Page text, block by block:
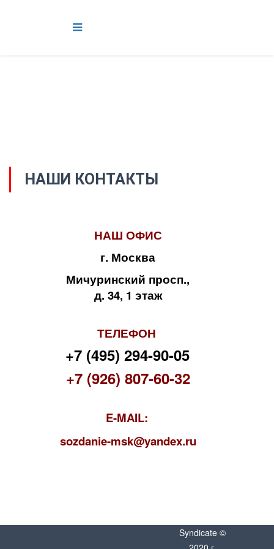
НАШИ КОНТАКТЫ
НАШ ОФИС
г. Москва
Мичуринский просп.,
д. 34, 1 этаж
ТЕЛЕФОН
+7 (495) 294-90-05
+7 (926) 807-60-32
E-MAIL:
sozdanie-msk@yandex.ru
Syndicate ©